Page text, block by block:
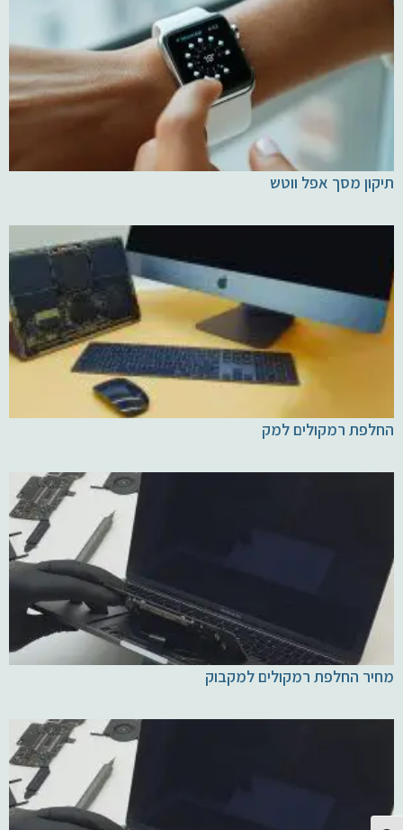
תיקון מסך אפל ווטש
החלפת רמקולים למק
מחיר החלפת רמקולים למקבוק